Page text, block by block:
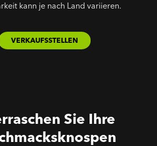
kann je nach Land variieren.
VERKAUFSSTELLEN
Sie Ihre